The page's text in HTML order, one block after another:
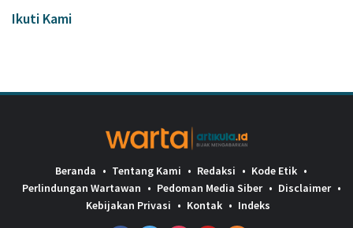
Ikuti Kami
Beranda Tentang Kami Redaksi
Kode Etik
Perlindungan Wartawan
Pedoman Media Siber
Disclaimer
Kebijakan Privasi
Kontak Indeks